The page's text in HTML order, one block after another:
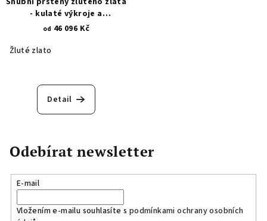
- kulaté výkroje a
diamantové hroty 994.1
od 46 096 Kč
Žluté zlato
Detail
Odebírat newsletter
E-mail
Vložením e-mailu souhlasíte s podmínkami ochrany osobních